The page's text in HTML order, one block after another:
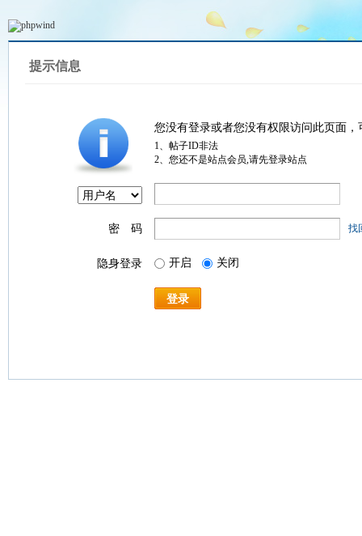
提示信息
您没有登录或者您没有权限访问此页面
1、帖子ID非法
2、您还不是站点会员,请先登录站点
密 码 找
隐身登录 开启 关闭
登录